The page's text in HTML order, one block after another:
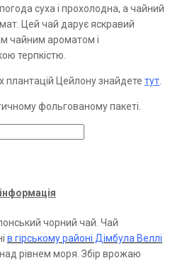
суха і прохолодна, а чайний
Цей чай дарує яскравий
чайним ароматом і
терпкістю.
плантацій Цейлону знайдете тут.
фольгованому пакеті.
чорний чай. Чай
в гірському районі Дімбула Веллі
рівнем моря. Збір врожаю